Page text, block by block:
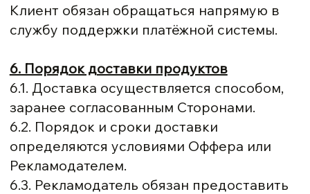
Клиент обязан обращаться напрямую в
службу поддержки платёжной системы.
6. Порядок доставки продуктов
6.1. Доставка осуществляется способом,
заранее согласованным Сторонами.
6.2. Порядок и сроки доставки
определяются условиями Оффера или
Рекламодателем.
6.3. Рекламодатель обязан предоставить